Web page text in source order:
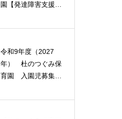
園【発達障害支援・
令和9年度（2027
年） 杜のつぐみ保
育園 入園児募集に
多賀園・富沢園
園【発達障害支援・